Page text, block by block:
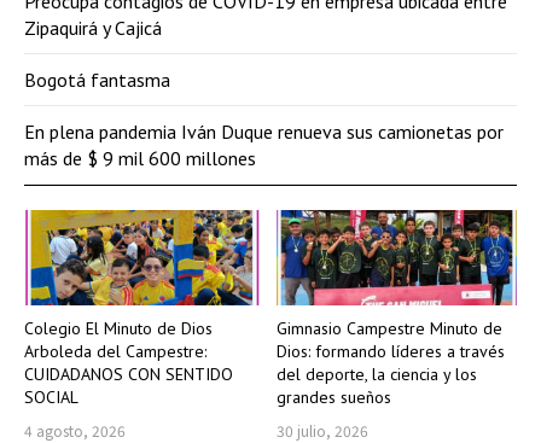
Colegio El Minuto de Dios
Arboleda del Campestre:
CUIDADANOS CON SENTIDO
SOCIAL
4 agosto, 2026
Gimnasio Campestre Minuto de
Dios: formando líderes a través
del deporte, la ciencia y los
grandes sueños
30 julio, 2026
Zipaquirá y Cajicá
Bogotá fantasma
En plena pandemia Iván Duque renueva sus camionetas por
más de $ 9 mil 600 millones